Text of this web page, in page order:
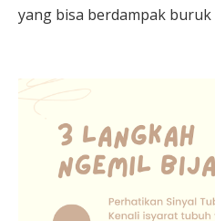
yang bisa berdampak buruk